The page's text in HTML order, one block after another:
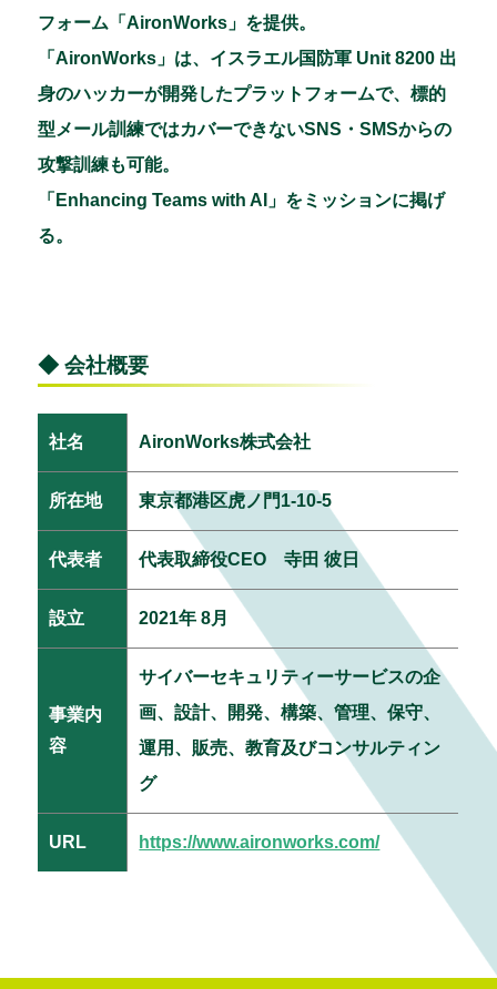
フォーム「AironWorks」を提供。
「AironWorks」は、イスラエル国防軍 Unit 8200 出
身のハッカーが開発したプラットフォームで、標的
型メール訓練ではカバーできないSNS・SMSからの
攻撃訓練も可能。
「Enhancing Teams with AI」をミッションに掲げ
る。
◆ 会社概要
社名 AironWorks株式会社
所在地 東京都港区虎ノ門1-10-5
代表者 代表取締役CEO 寺田 彼日
設立 2021年 8月
事業内
容
サイバーセキュリティーサービスの企
画、設計、開発、構築、管理、保守、
運用、販売、教育及びコンサルティン
グ
URL https://www.aironworks.com/